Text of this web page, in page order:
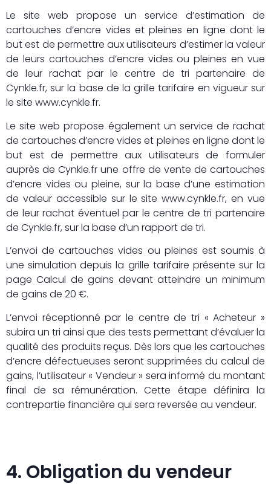
Le site web propose un service d’estimation de
cartouches d’encre vides et pleines en ligne dont le
but est de permettre aux utilisateurs d’estimer la valeur
de leurs cartouches d’encre vides ou pleines en vue
de leur rachat par le centre de tri partenaire de
Cynkle.fr, sur la base de la grille tarifaire en vigueur sur
le site www.cynkle.fr.
Le site web propose également un service de rachat
de cartouches d’encre vides et pleines en ligne dont le
but est de permettre aux utilisateurs de formuler
auprès de Cynkle.fr une offre de vente de cartouches
d’encre vides ou pleine, sur la base d’une estimation
de valeur accessible sur le site www.cynkle.fr, en vue
de leur rachat éventuel par le centre de tri partenaire
de Cynkle.fr, sur la base d’un rapport de tri.
L’envoi de cartouches vides ou pleines est soumis à
une simulation depuis la grille tarifaire présente sur la
page Calcul de gains devant atteindre un minimum
de gains de 20 €.
L’envoi réceptionné par le centre de tri « Acheteur »
subira un tri ainsi que des tests permettant d’évaluer la
qualité des produits reçus. Dès lors que les cartouches
d’encre défectueuses seront supprimées du calcul de
gains, l’utilisateur « Vendeur » sera informé du montant
final de sa rémunération. Cette étape définira la
contrepartie financière qui sera reversée au vendeur.
4. Obligation du vendeur